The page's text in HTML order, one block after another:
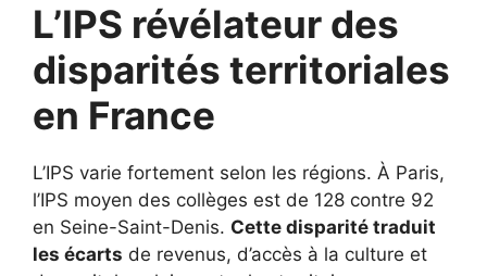
L’IPS révélateur des
disparités territoriales
en France
L’IPS varie fortement selon les régions. À Paris,
l’IPS moyen des collèges est de 128 contre 92
en Seine-Saint-Denis. Cette disparité traduit
les écarts de revenus, d’accès à la culture et